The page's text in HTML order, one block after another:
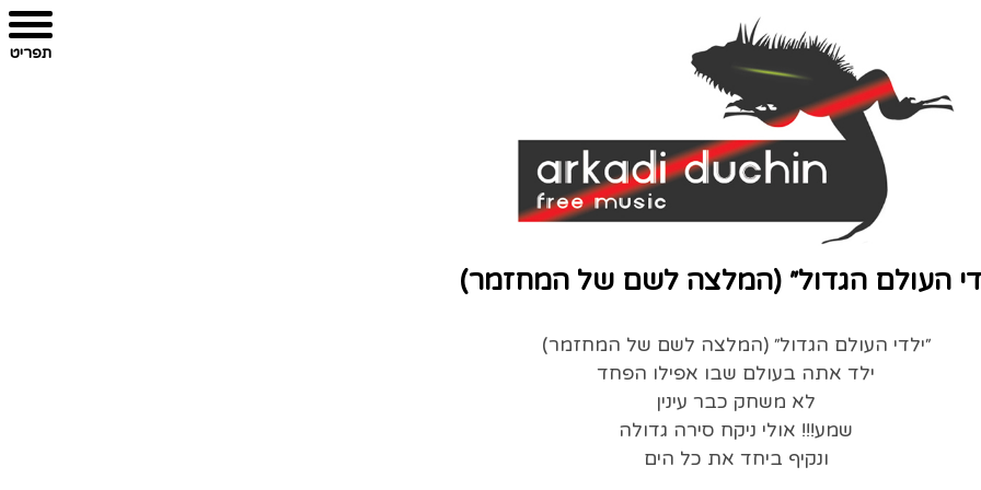
העולם הגדול״ (המלצה לשם של המחזמר)
״ילדי העולם הגדול״ (המלצה לשם של המחזמר)
ילד אתה בעולם שבו אפילו הפחד
לא משחק כבר עינין
שמע!!! אולי ניקח סירה גדולה
ונקיף ביחד את כל הים
תפריט